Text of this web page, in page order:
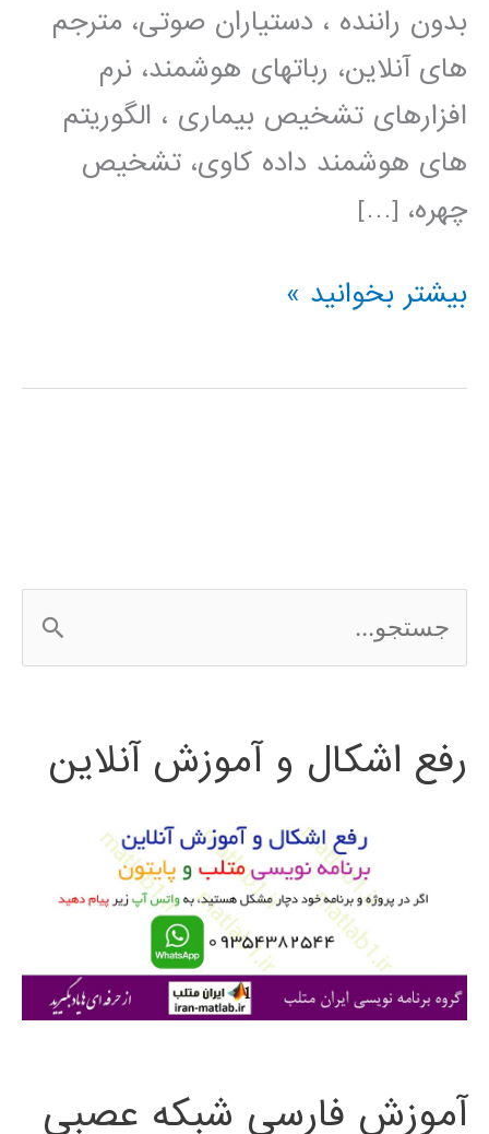
بدون راننده ، دستیاران صوتی، مترجم
های آنلاین، رباتهای هوشمند، نرم
افزارهای تشخیص بیماری ، الگوریتم
های هوشمند داده کاوی، تشخیص
چهره، […]
بسته
جامع
بیشتر بخوانید »
س
ج
ی
رفع اشکال و آموزش آنلاین
آموزش فارسی شبکه عصبی